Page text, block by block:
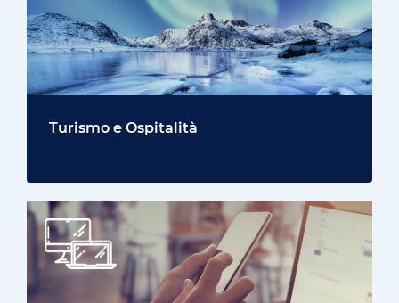
Turismo e Ospitalità